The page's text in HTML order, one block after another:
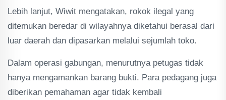
Lebih lanjut, Wiwit mengatakan, rokok ilegal yang
ditemukan beredar di wilayahnya diketahui berasal dari
luar daerah dan dipasarkan melalui sejumlah toko.
Dalam operasi gabungan, menurutnya petugas tidak
hanya mengamankan barang bukti. Para pedagang juga
diberikan pemahaman agar tidak kembali